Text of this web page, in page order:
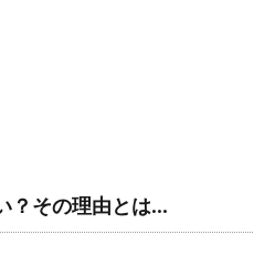
？その理由とは…